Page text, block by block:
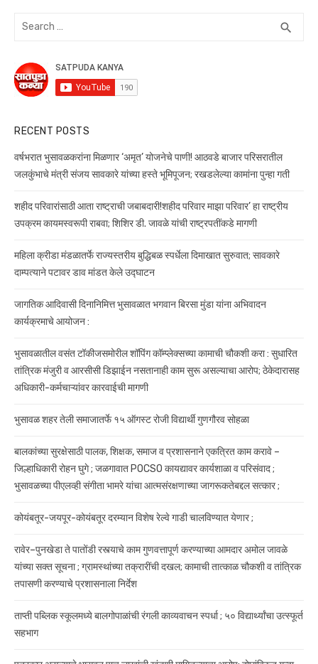
Search
search
RECENT POSTS
वर्षभरात भुसावळकरांना मिळणार ‘अमृत’ योजनेचे पाणी! आठवडे बाजार परिसरातील
जलकुंभाचे मंत्री संजय सावकारे यांच्या हस्ते भूमिपूजन; रखडलेल्या कामांना पुन्हा गती
शहीद परिवारांसाठी आता राष्ट्राची जबाबदारी!शहीद परिवार माझा परिवार’ हा राष्ट्रीय
उपक्रम कायमस्वरूपी राबवा; शिशिर डी. जावळे यांची राष्ट्रपतींकडे मागणी
महिला क्रीडा मंडळातर्फे राज्यस्तरीय बुद्धिबळ स्पर्धेला दिमाखात सुरुवात; सावकारे
दाम्पत्याने पटावर डाव मांडत केले उद्घाटन
जागतिक आदिवासी दिनानिमित्त भुसावळात भगवान बिरसा मुंडा यांना अभिवादन
कार्यक्रमाचे आयोजन :
भुसावळातील वसंत टॉकीजसमोरील शॉपिंग कॉम्प्लेक्सच्या कामाची चौकशी करा : सुधारित
तांत्रिक मंजुरी व आरसीसी डिझाईन नसतानाही काम सुरू असल्याचा आरोप; ठेकेदारासह
अधिकारी-कर्मचाऱ्यांवर कारवाईची मागणी
भुसावळ शहर तेली समाजातर्फे १५ ऑगस्ट रोजी विद्यार्थी गुणगौरव सोहळा
बालकांच्या सुरक्षेसाठी पालक, शिक्षक, समाज व प्रशासनाने एकत्रित काम करावे –
जिल्हाधिकारी रोहन घुगे ; जळगावात POCSO कायद्यावर कार्यशाळा व परिसंवाद ;
भुसावळच्या पीएलव्ही संगीता भामरे यांचा आत्मसंरक्षणाच्या जागरूकतेबद्दल सत्कार ;
कोयंबतूर-जयपूर-कोयंबतूर दरम्यान विशेष रेल्वे गाडी चालविण्यात येणार ;
रावेर–पुनखेडा ते पातोंडी रस्त्याचे काम गुणवत्तापूर्ण करण्याच्या आमदार अमोल जावळे
यांच्या सक्त सूचना ; ग्रामस्थांच्या तक्रारींची दखल; कामाची तात्काळ चौकशी व तांत्रिक
तपासणी करण्याचे प्रशासनाला निर्देश
ताप्ती पब्लिक स्कूलमध्ये बालगोपाळांची रंगली काव्यवाचन स्पर्धा ; ५० विद्यार्थ्यांचा उत्स्फूर्त
सहभाग